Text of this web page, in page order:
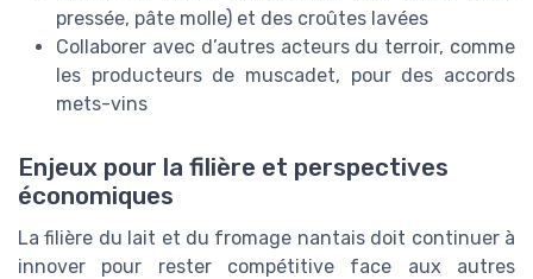
pressée, pâte molle) et des croûtes lavées
Collaborer avec d’autres acteurs du terroir, comme
les producteurs de muscadet, pour des accords
mets-vins
Enjeux pour la filière et perspectives
économiques
La filière du lait et du fromage nantais doit continuer à
innover pour rester compétitive face aux autres